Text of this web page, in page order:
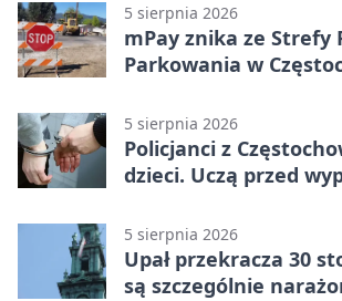
5 sierpnia 2026
mPay znika ze Strefy
Parkowania w
5 sierpnia 2026
Policjanci z
dzieci. Uczą przed
5 sierpnia 2026
Upał przekracza 30
są szczególnie